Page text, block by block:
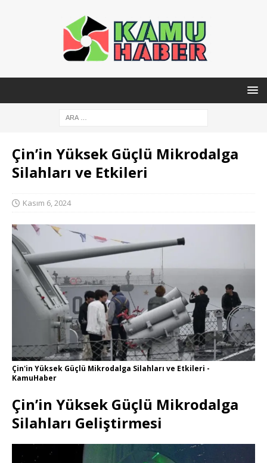
Çin’in Yüksek Güçlü Mikrodalga
Silahları ve Etkileri
Kasım 6, 2024
Çin'in Yüksek Güçlü Mikrodalga Silahları ve Etkileri -
KamuHaber
Çin’in Yüksek Güçlü Mikrodalga
Silahları Geliştirmesi